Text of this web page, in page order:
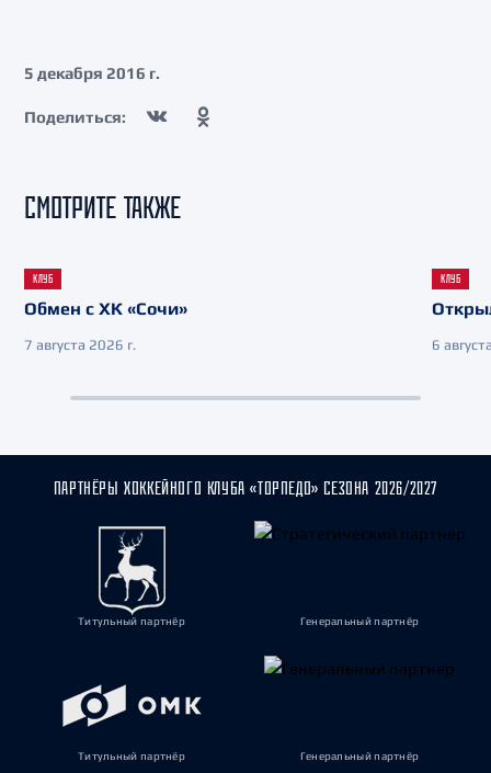
5 декабря 2016 г.
Поделиться:
СМОТРИТЕ ТАКЖЕ
КЛУБ
Обмен с ХК «Сочи»
7 августа 2026 г.
КЛУБ
6
ПАРТНЁРЫ ХОККЕЙНОГО КЛУБА «ТОРПЕДО» СЕЗОНА 2026/2027
Титульный партнёр Генеральный партнёр
Титульный партнёр Генеральный партнёр